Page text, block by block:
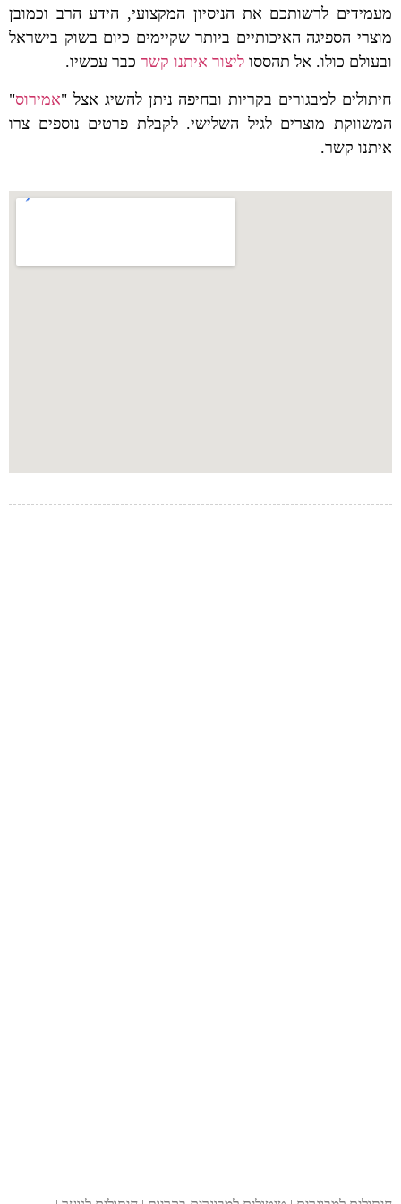
מעמידים לרשותכם את הניסיון המקצועי, הידע הרב וכמובן
מוצרי הספיגה האיכותיים ביותר שקיימים כיום בשוק בישראל
ובעולם כולו. אל תהססו ליצור איתנו קשר כבר עכשיו.
חיתולים למבגורים בקריות ובחיפה ניתן להשיג אצל "אמירוס"
המשווקת מוצרים לגיל השלישי. לקבלת פרטים נוספים צרו
איתנו קשר.